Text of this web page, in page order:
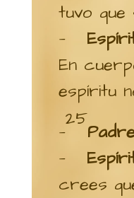
tuvo
—
En
espíritu
—
25
—
crees